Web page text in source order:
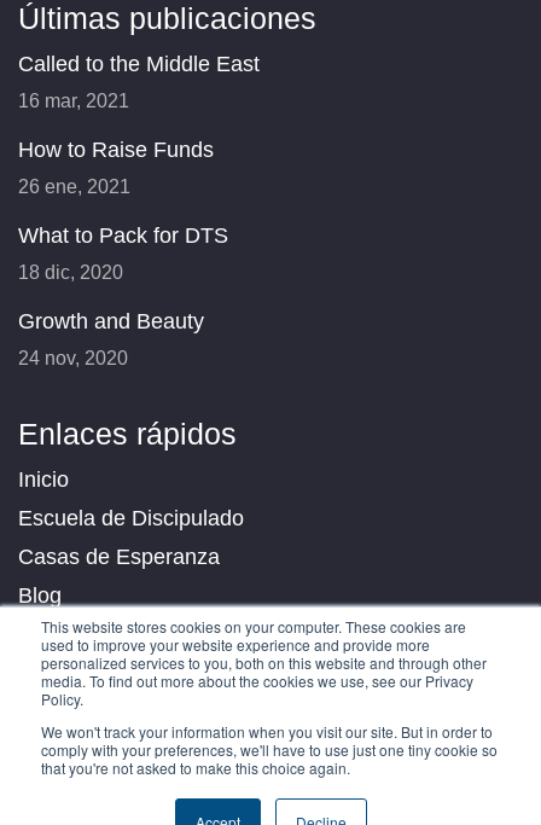
This website stores cookies on your computer. These cookies are
used to improve your website experience and provide more
personalized services to you, both on this website and through other
media. To find out more about the cookies we use, see our Privacy
Policy.
We won't track your information when you visit our site. But in order to
comply with your preferences, we'll have to use just one tiny cookie so
that you're not asked to make this choice again.
Últimas publicaciones
Called to the Middle East
16 mar, 2021
How to Raise Funds
26 ene, 2021
What to Pack for DTS
18 dic, 2020
Growth and Beauty
24 nov, 2020
Enlaces rápidos
Inicio
Escuela de Discipulado
Casas de Esperanza
Blog
Contáctanos
Derechos reservados © YWAM San Jose.